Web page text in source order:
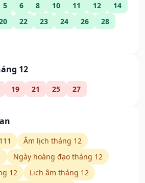
5 6 8 10 11 12
14
22 23 24 26
28
12
19 21 25 27
Âm lịch tháng 12
Ngày hoàng đạo tháng 12
12
Lịch âm tháng 12